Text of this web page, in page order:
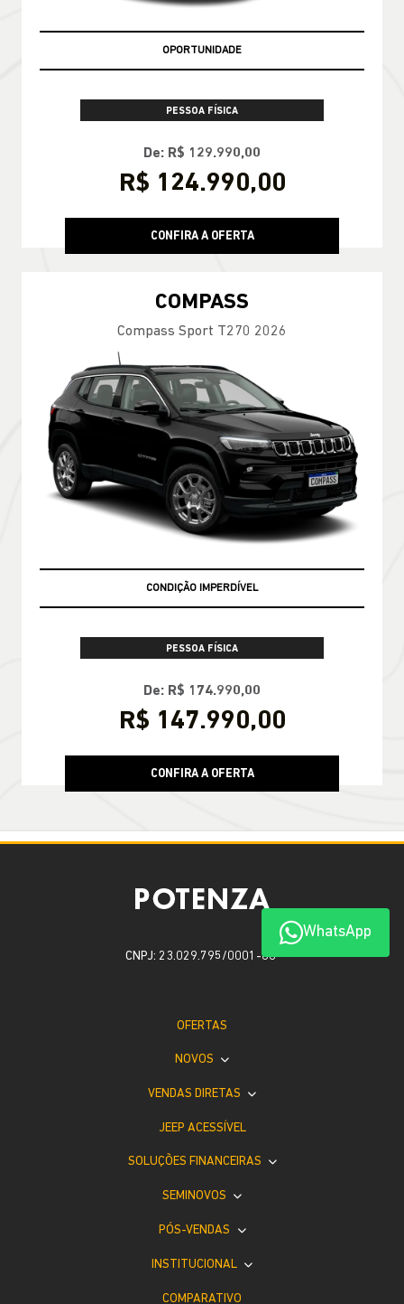
OPORTUNIDADE
PESSOA FÍSICA
De: R$ 129.990,00
R$ 124.990,00
CONFIRA A OFERTA
COMPASS
Compass Sport T270 2026
CONDIÇÃO IMPERDÍVEL
PESSOA FÍSICA
De: R$ 174.990,00
R$ 147.990,00
CONFIRA A OFERTA
WhatsApp
CNPJ: 23.029.795/0001-66
OFERTAS
NOVOS
VENDAS DIRETAS
JEEP ACESSÍVEL
SOLUÇÕES FINANCEIRAS
SEMINOVOS
PÓS-VENDAS
INSTITUCIONAL
COMPARATIVO